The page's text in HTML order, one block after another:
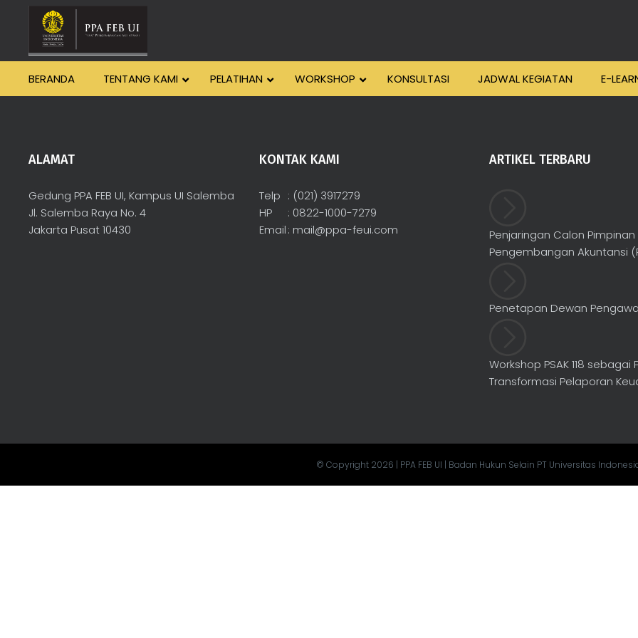
BERANDA TENTANG KAMI PELATIHAN WORKSHOP KONSULTASI JADWAL KEGIATAN E-
ALAMAT
Gedung PPA FEB UI, Kampus UI Salemba
Jl. Salemba Raya No. 4
Jakarta Pusat 10430
KONTAK KAMI
Telp : (021) 3917279
HP
: 0822-1000-7279
Email: mail@ppa-feui.com
ARTIKEL TERBARU
Penjaringan Calon Pimpinan
Pengembangan Akuntansi
Penetapan Dewan
Workshop PSAK 118 sebagai
Transformasi Pelaporan
© Copyright 2026 | PPA FEB UI | Badan Hukun Selain PT Universitas